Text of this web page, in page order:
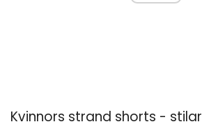
Kvinnors strand shorts - stilar